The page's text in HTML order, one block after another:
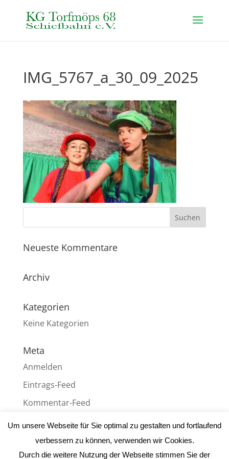
IMG_5767_a_30_09_2025
Neueste Kommentare
Archiv
Kategorien
Keine Kategorien
Meta
Anmelden
Eintrags-Feed
Kommentar-Feed
WordPress.org
Um unsere Webseite für Sie optimal zu gestalten und fortlaufend
verbessern zu können, verwenden wir Cookies.
Durch die weitere Nutzung der Webseite stimmen Sie der